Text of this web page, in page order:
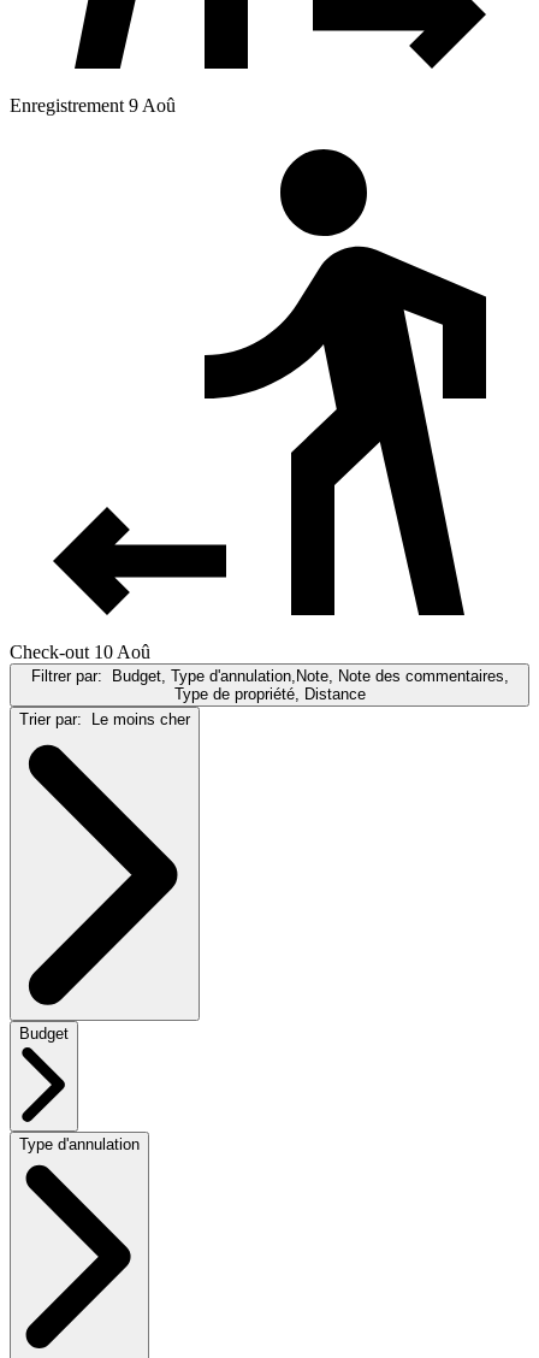
Enregistrement 9 Aoû
Check-out 10 Aoû
Filtrer par:
Budget, Type d'annulation,Note, Note des commentaires,
Type de propriété, Distance
Trier par:
Le moins cher
Budget
Type d'annulation